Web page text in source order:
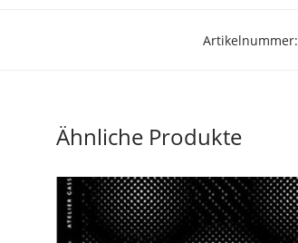
Artikelnummer:
Ähnliche Produkte